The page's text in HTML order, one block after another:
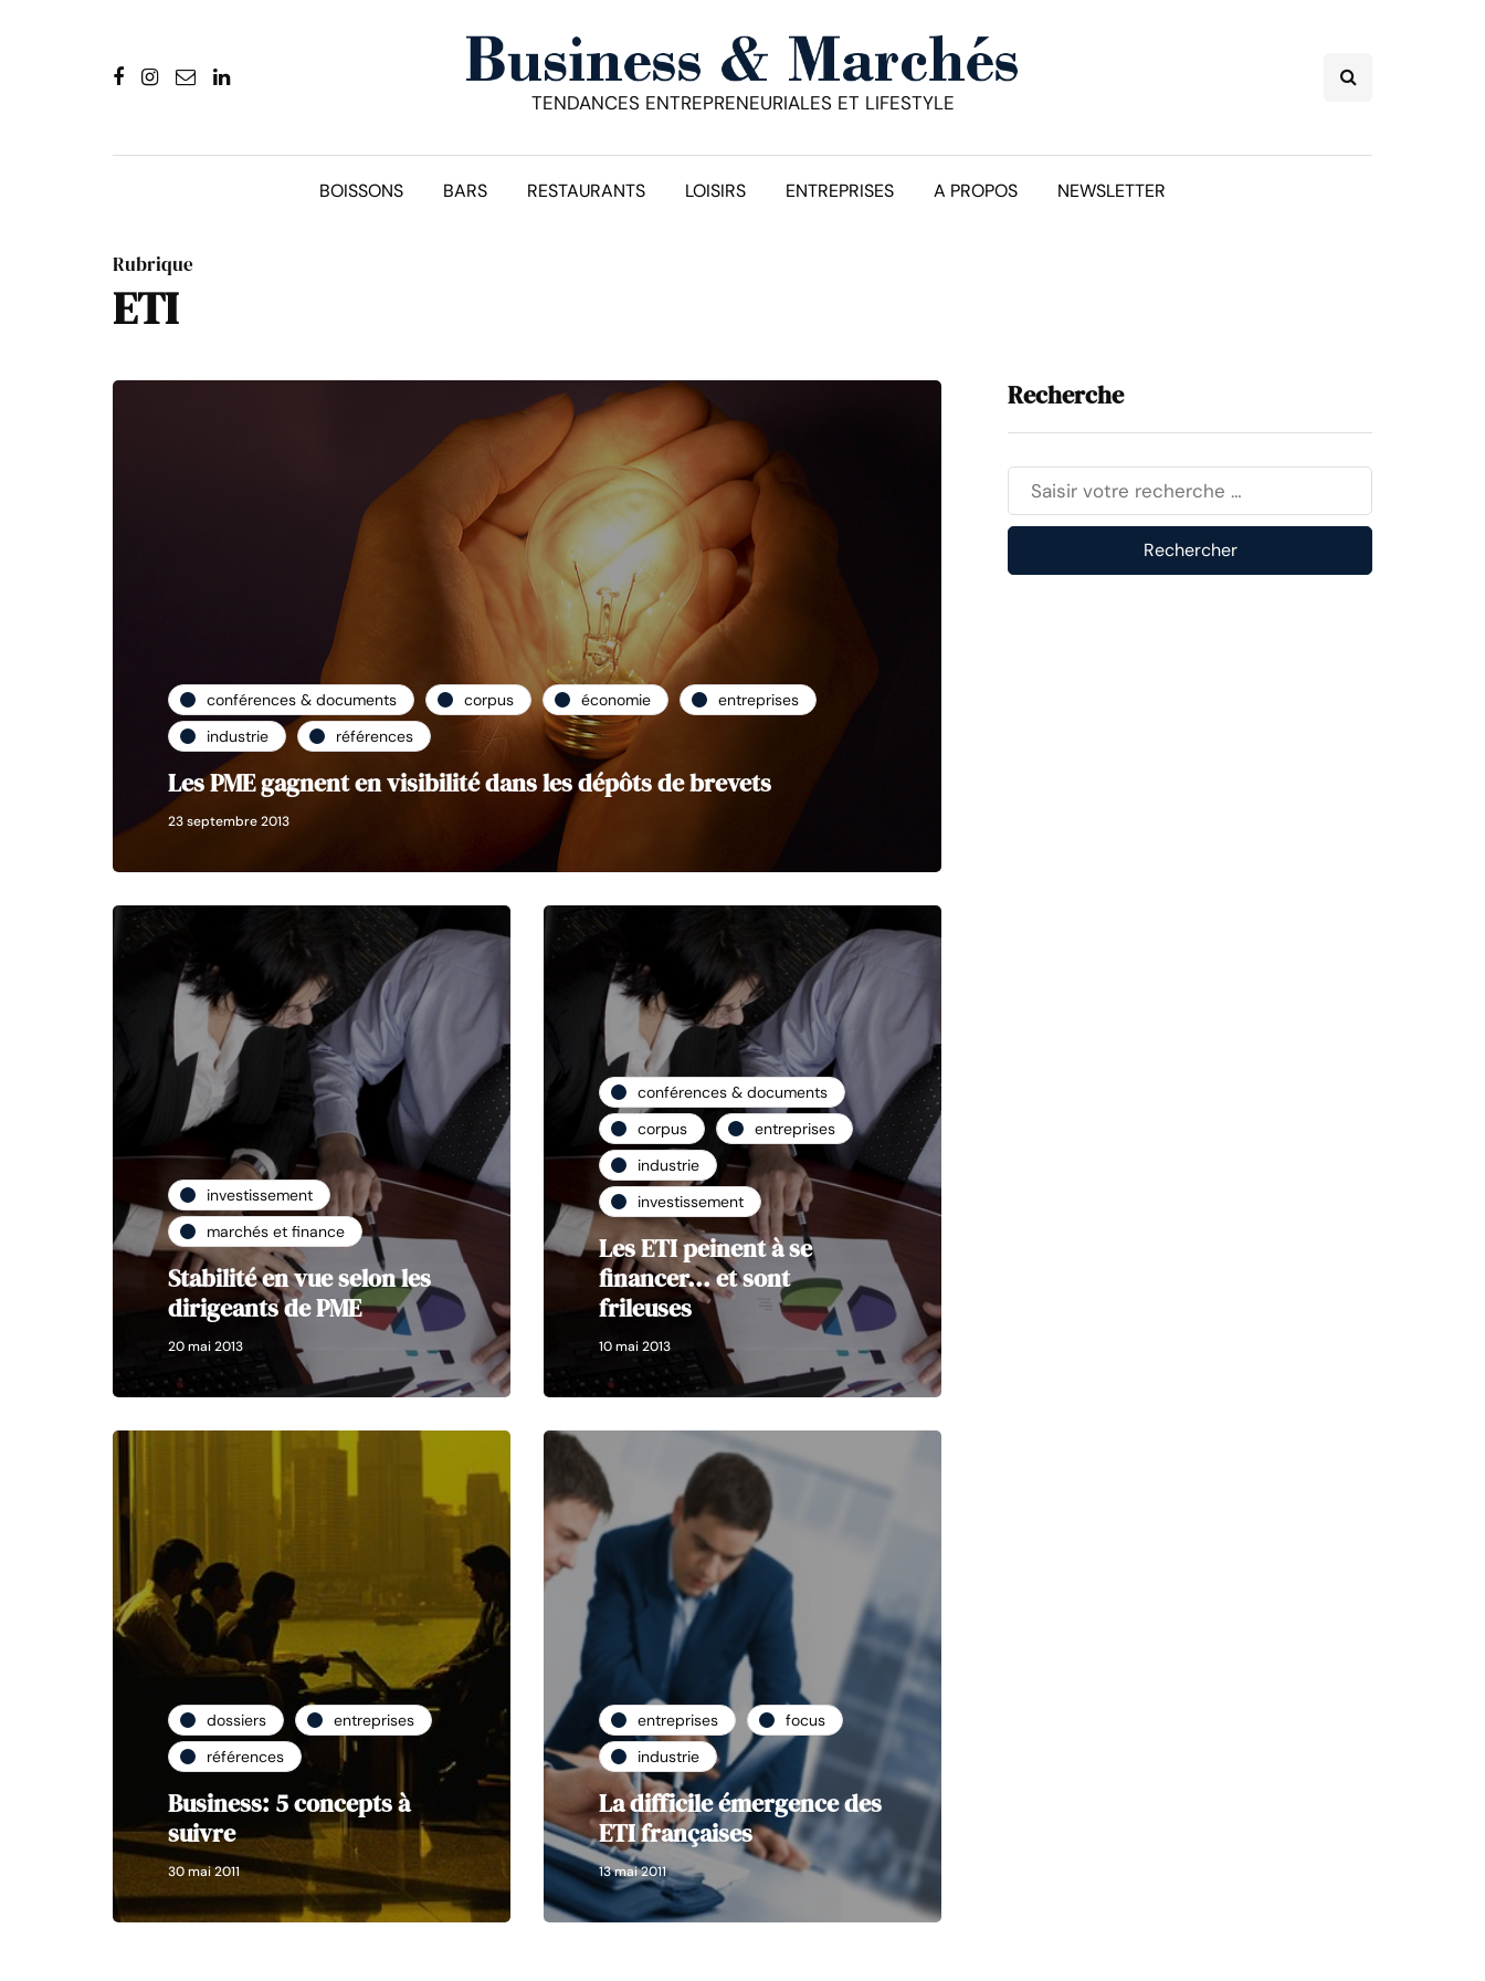
TENDANCES ENTREPRENEURIALES ET LIFESTYLE
BOISSONS BARS RESTAURANTS LOISIRS ENTREPRISES A PROPOS NEWSLETTER
Rubrique
ETI
conférences & documents corpus économie
entreprises
industrie
références
Les PME gagnent en visibilité dans les dépôts de brevets
23 septembre 2013
investissement
marchés et finance
Stabilité en vue selon les
dirigeants de PME
20 mai 2013
conférences & documents
corpus
entreprises
industrie
investissement
Les ETI peinent à se
financer... et sont
frileuses
10 mai 2013
dossiers
entreprises
références
Business: 5 concepts à
suivre
30 mai 2011
entreprises
focus
industrie
La difficile émergence des
ETI françaises
13 mai 2011
Recherche